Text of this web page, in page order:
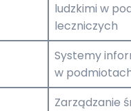
ludzkimi w
leczniczych
Systemy
w
Zarządzanie